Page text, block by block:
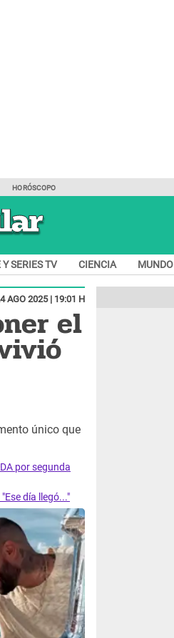
HORÓSCOPO
Y SERIES TV CIENCIA MUNDO
AGO 2025 | 19:01 H
el
único que
por segunda
día llegó..."